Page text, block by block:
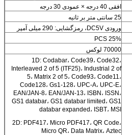
افقی 40 درجه × عمودی 30 درجه
25 سانتی متر بر ثانیه
ورودی DC5V، رمزگشایی: 290 میلی آمپر
25% PCS
70000 لوکس
1D: Codabar، Code39، Code32،
Interleaved 2 of 5 (ITF25)، Industrial 2 of
5، Matrix 2 of 5، Code93، Code11،
Code128، Gs1-128، UPC-A، UPC-E،
EAN/JAN-8، EAN/JAN-13، ISBN، ISSN،
GS1 databar، GS1 databar limited، GS1
databar expanded، ISBT، MSI
2D: PDF417، Micro PDF417، QR Code،
Micro QR، Data Matrix، Aztec